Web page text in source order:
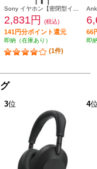
2,831円 (税込)
141円分ポイント還元
即納（在庫あり）
(1件)
66
即
3位 4